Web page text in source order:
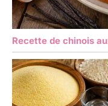
Recette de chinois